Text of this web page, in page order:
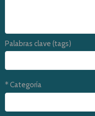
Palabras clave (tags)
Categoría